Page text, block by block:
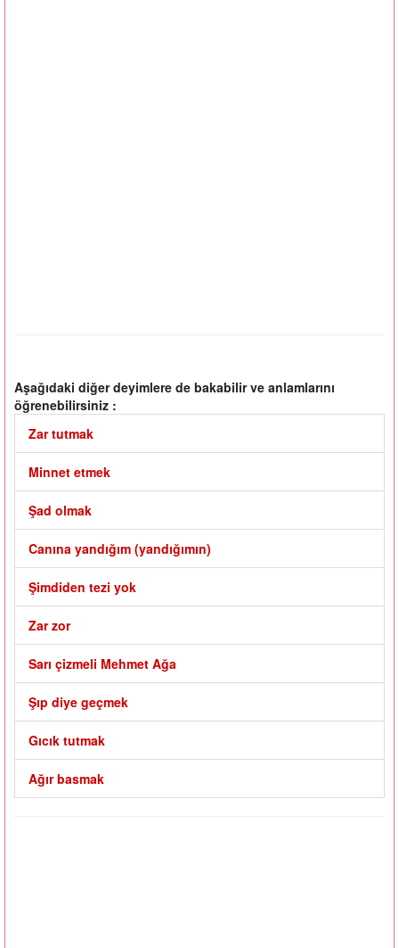
Aşağıdaki diğer deyimlere de bakabilir ve anlamlarını
öğrenebilirsiniz :
Zar tutmak
Minnet etmek
Şad olmak
Canına yandığım (yandığımın)
Şimdiden tezi yok
Zar zor
Sarı çizmeli Mehmet Ağa
Şıp diye geçmek
Gıcık tutmak
Ağır basmak